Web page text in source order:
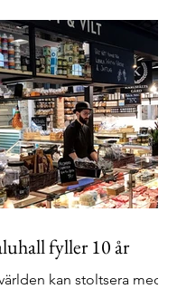
fyller 10 år
kan stoltsera med